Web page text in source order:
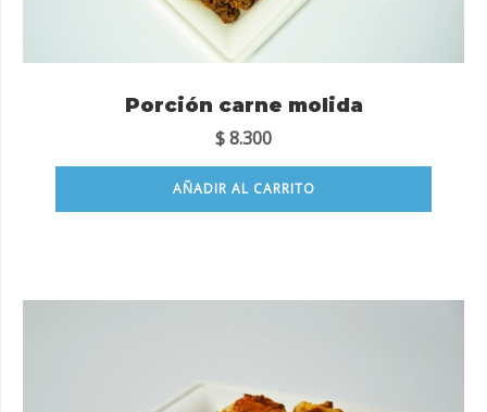
Porción carne molida
$8.300
AÑADIR AL CARRITO